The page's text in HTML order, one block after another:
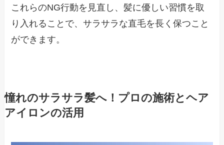
これらのNG行動を見直し、髪に優しい習慣を取
り入れることで、サラサラな直毛を長く保つこと
ができます。
憧れのサラサラ髪へ！プロの施術とヘア
アイロンの活用